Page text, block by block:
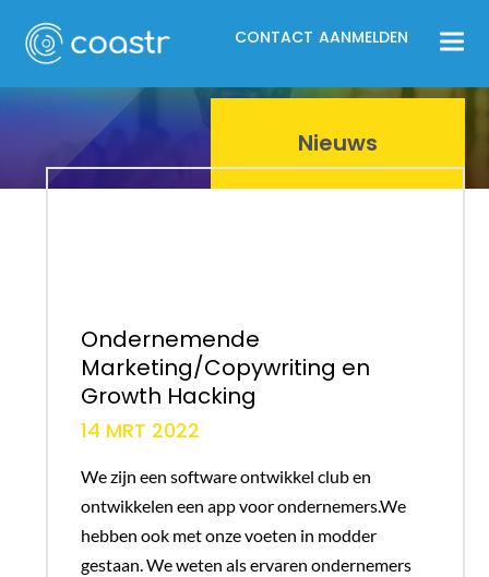
CONTACT AANMELDEN
Nieuws
Ondernemende
Marketing/Copywriting en
Growth Hacking
14 MRT 2022
We zijn een software ontwikkel club en
ontwikkelen een app voor ondernemers.We
hebben ook met onze voeten in modder
gestaan. We weten als ervaren ondernemers